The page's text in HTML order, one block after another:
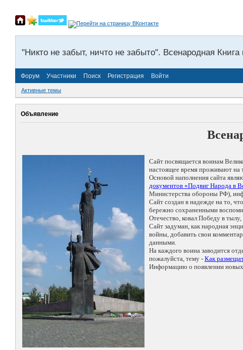
"Никто не забыт, ничто не забыто". Всенародная
Форум Участники Поиск Регистрация Войти
Активные темы
Объявление
Сайт посвящается воинам
настоящее время проживают на
Основой наполнения сайта
документов «Подвиг Народа в
Министерства обороны РФ),
Сайт создан в надежде на то,
бережно сохраненными
Отечество, ковал Победу в
Сайт задуман, как народная
войны, добавить свои
данными.
На каждого воина заводится
пожалуйста, тему - Как
Информацию о появлении новых